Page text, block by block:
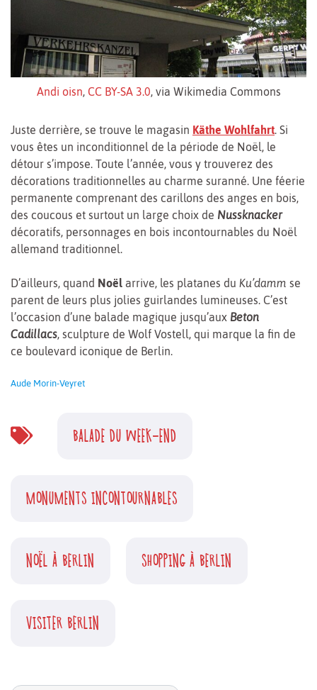
Andi oisn, CC BY-SA 3.0, via Wikimedia Commons
Juste derrière, se trouve le magasin Käthe Wohlfahrt. Si
vous êtes un inconditionnel de la période de Noël, le
détour s’impose. Toute l’année, vous y trouverez des
décorations traditionnelles au charme suranné. Une féerie
permanente comprenant des carillons des anges en bois,
des coucous et surtout un large choix de Nussknacker
décoratifs, personnages en bois incontournables du Noël
allemand traditionnel.
D’ailleurs, quand Noël arrive, les platanes du Ku’damm se
parent de leurs plus jolies guirlandes lumineuses. C’est
l’occasion d’une balade magique jusqu’aux Beton
Cadillacs, sculpture de Wolf Vostell, qui marque la fin de
ce boulevard iconique de Berlin.
Aude Morin-Veyret
BALADE DU WEEK-END
MONUMENTS INCONTOURNABLES
NOËL À BERLIN SHOPPING À BERLIN
VISITER BERLIN